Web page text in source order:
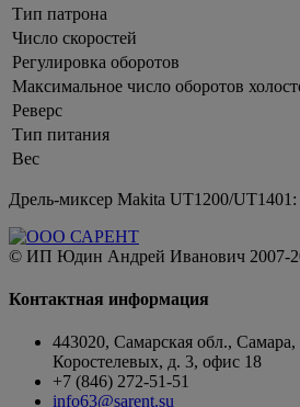
Тип патрона
Число скоростей
Регулировка оборотов
Максимальное число оборотов
Реверс
Тип питания
Вес
Дрель-миксер Makita UT1200/UT1401:
© ИП Юдин Андрей Иванович 2007-
Контактная информация
443020, Самарская обл., Самара,
Коростелевых, д. 3, офис 18
+7 (846) 272-51-51
info63@sarent.su